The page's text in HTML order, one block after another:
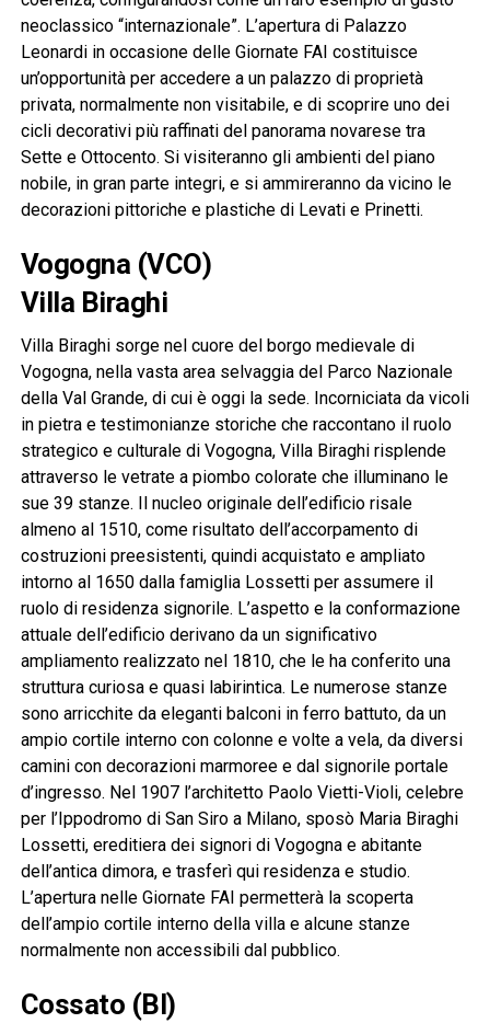
neoclassico “internazionale”. L’apertura di Palazzo
Leonardi in occasione delle Giornate FAI costituisce
un’opportunità per accedere a un palazzo di proprietà
privata, normalmente non visitabile, e di scoprire uno dei
cicli decorativi più raffinati del panorama novarese tra
Sette e Ottocento. Si visiteranno gli ambienti del piano
nobile, in gran parte integri, e si ammireranno da vicino le
decorazioni pittoriche e plastiche di Levati e Prinetti.
Vogogna (VCO)
Villa Biraghi
Villa Biraghi sorge nel cuore del borgo medievale di
Vogogna, nella vasta area selvaggia del Parco Nazionale
della Val Grande, di cui è oggi la sede. Incorniciata da vicoli
in pietra e testimonianze storiche che raccontano il ruolo
strategico e culturale di Vogogna, Villa Biraghi risplende
attraverso le vetrate a piombo colorate che illuminano le
sue 39 stanze. Il nucleo originale dell’edificio risale
almeno al 1510, come risultato dell’accorpamento di
costruzioni preesistenti, quindi acquistato e ampliato
intorno al 1650 dalla famiglia Lossetti per assumere il
ruolo di residenza signorile. L’aspetto e la conformazione
attuale dell’edificio derivano da un significativo
ampliamento realizzato nel 1810, che le ha conferito una
struttura curiosa e quasi labirintica. Le numerose stanze
sono arricchite da eleganti balconi in ferro battuto, da un
ampio cortile interno con colonne e volte a vela, da diversi
camini con decorazioni marmoree e dal signorile portale
d’ingresso. Nel 1907 l’architetto Paolo Vietti-Violi, celebre
per l’Ippodromo di San Siro a Milano, sposò Maria Biraghi
Lossetti, ereditiera dei signori di Vogogna e abitante
dell’antica dimora, e trasferì qui residenza e studio.
L’apertura nelle Giornate FAI permetterà la scoperta
dell’ampio cortile interno della villa e alcune stanze
normalmente non accessibili dal pubblico.
Cossato (BI)